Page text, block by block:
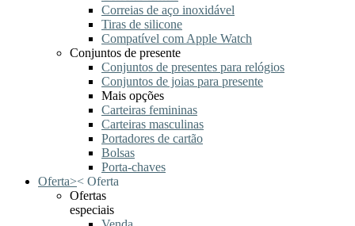
Correias de aço inoxidável
Tiras de silicone
Compatível com Apple Watch
Conjuntos de presente
Conjuntos de presentes para relógios
Conjuntos de joias para presente
Mais opções
Carteiras femininas
Carteiras masculinas
Portadores de cartão
Bolsas
Porta-chaves
Oferta>< Oferta
Ofertas
especiais